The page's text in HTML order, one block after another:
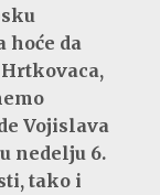
hoće da
Vojislava
nedelju 6.
tako i